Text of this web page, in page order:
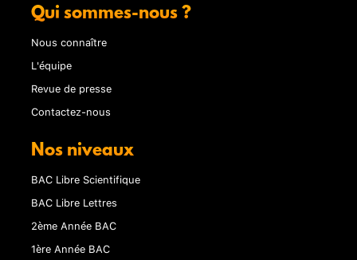
Qui sommes-nous ?
Nous connaître
L'équipe
Revue de presse
Contactez-nous
Nos niveaux
BAC Libre Scientifique
BAC Libre Lettres
2ème Année BAC
1ère Année BAC